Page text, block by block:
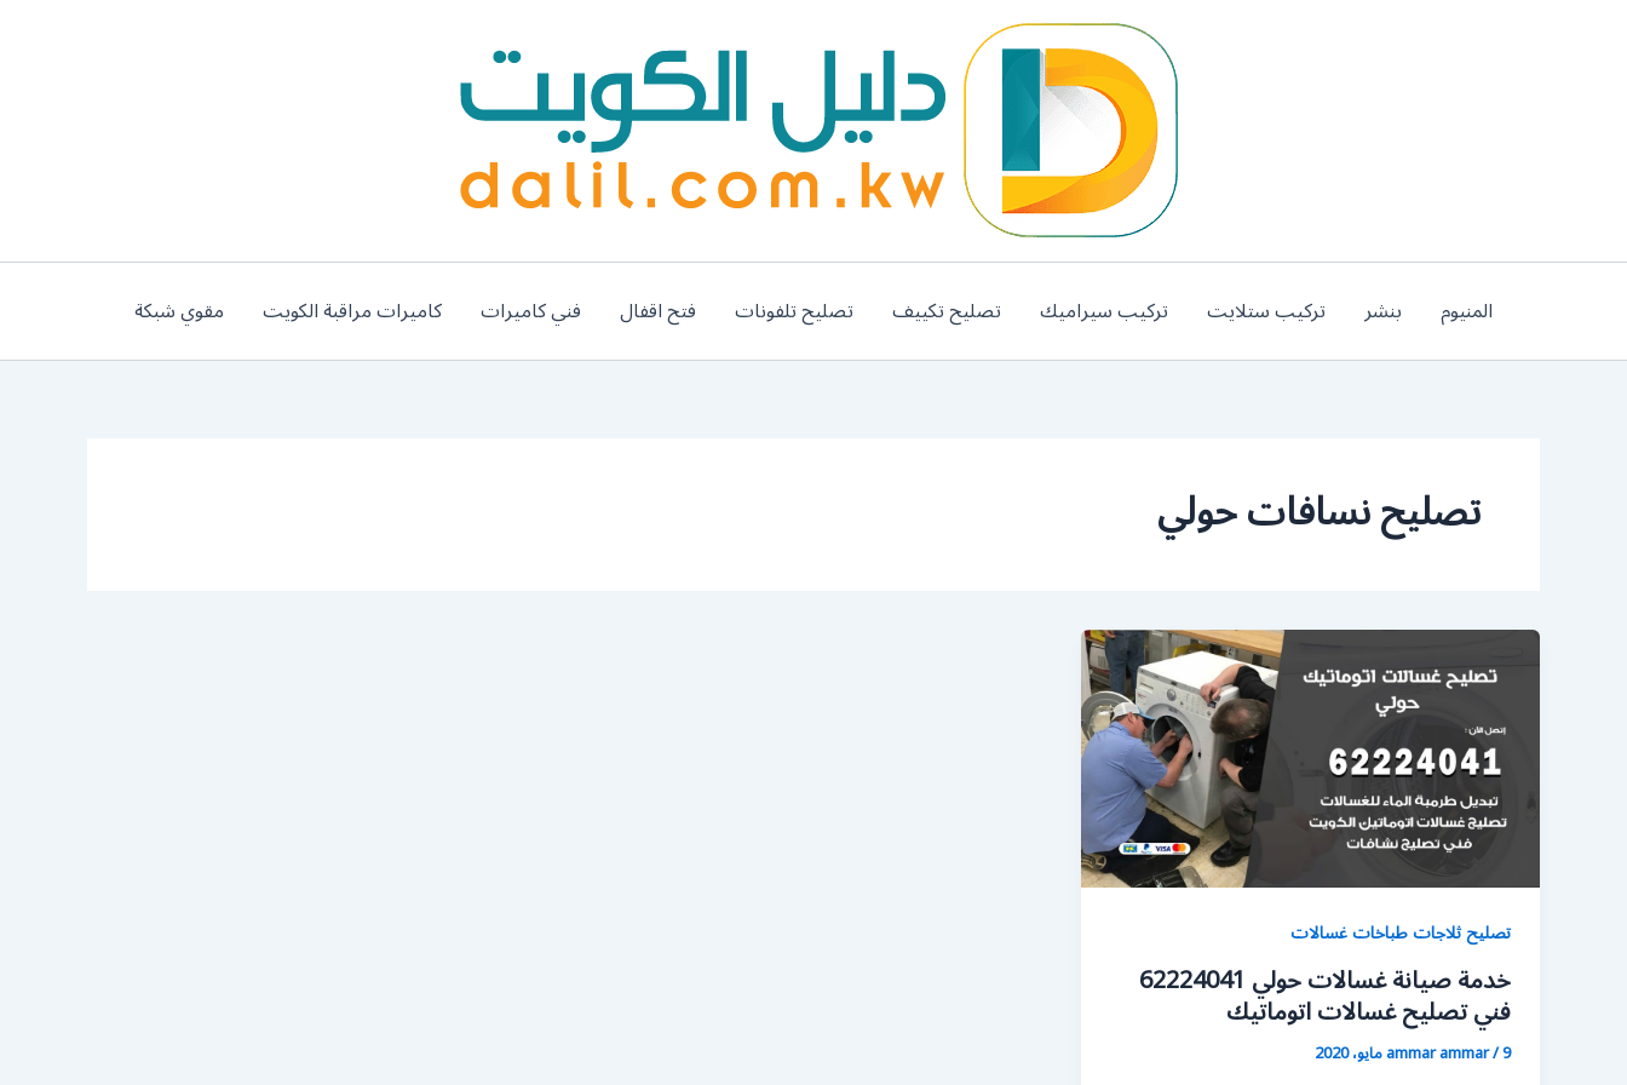
المنيوم بنشر تركيب ستلايت تركيب سيراميك تصليح تكييف تصليح تلفونات فتح اقفال فني كاميرات كاميرات مراقبة الكويت مقوي شبكة
تصليح نسافات حولي
تصليح ثلاجات طباخات غسالات
خدمة صيانة غسالات حولي 62224041
فني تصليح غسالات اتوماتيك
ammar ammar/9 مايو، 2020